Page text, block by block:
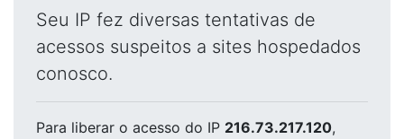
Seu IP fez diversas tentativas de
acessos suspeitos a sites hospedados
conosco.
Para liberar o acesso do IP 216.73.217.120,